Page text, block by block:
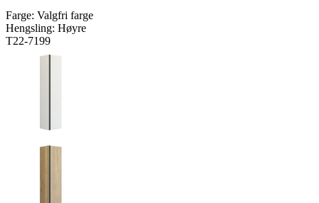
Farge: Valgfri farge
Hengsling: Høyre
T22-7199